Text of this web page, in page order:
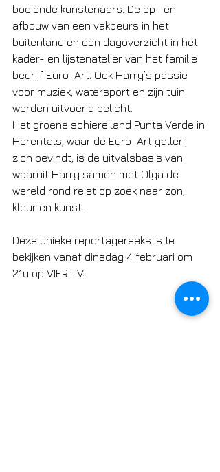
boeiende kunstenaars. De op- en
afbouw van een vakbeurs in het
buitenland en een dagoverzicht in het
kader- en lijstenatelier van het familie
bedrijf Euro-Art. Ook Harry’s passie
voor muziek, watersport en zijn tuin
worden uitvoerig belicht.
Het groene schiereiland Punta Verde in
Herentals, waar de Euro-Art gallerij
zich bevindt, is de uitvalsbasis van
waaruit Harry samen met Olga de
wereld rond reist op zoek naar zon,
kleur en kunst.
Deze unieke reportagereeks is te
bekijken vanaf dinsdag 4 februari om
21u op VIER TV.